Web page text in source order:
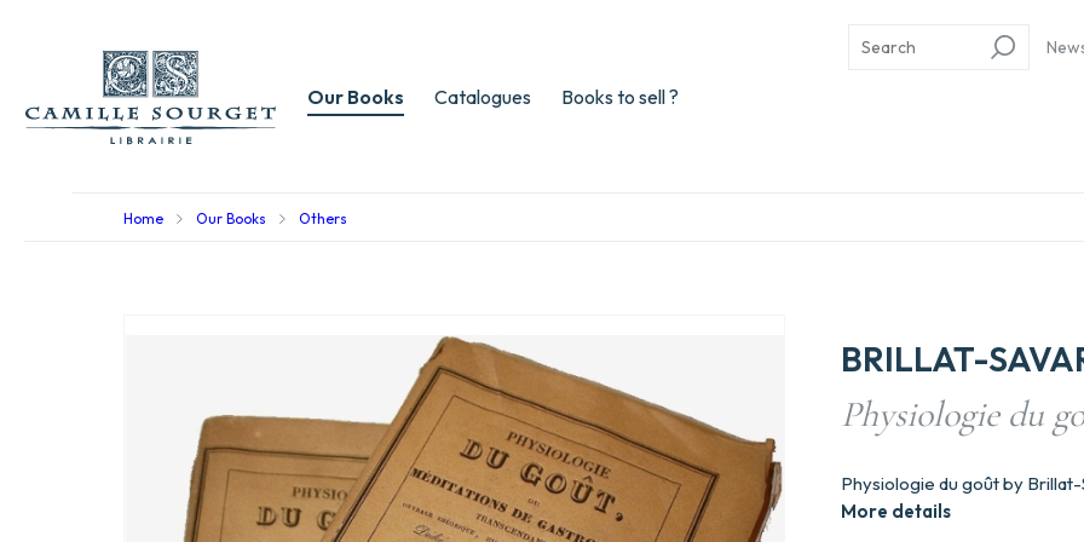
Our Books Catalogues Books to sell ?
Home Our Books Others
BRILLAT-
Physiologie du
Physiologie du goût by
More details